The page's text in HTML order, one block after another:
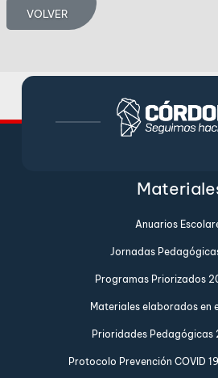
VOLVER
Anuarios
Jornadas
Programas Priorizados
Materiales elaborados en
Prioridades Pedagógicas
Protocolo Prevención COVID